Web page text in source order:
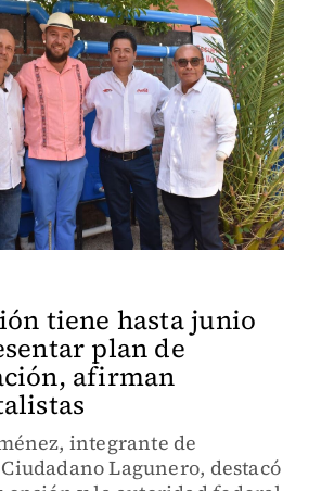
tiene hasta junio
plan de
afirman
integrante de
Lagunero, destacó